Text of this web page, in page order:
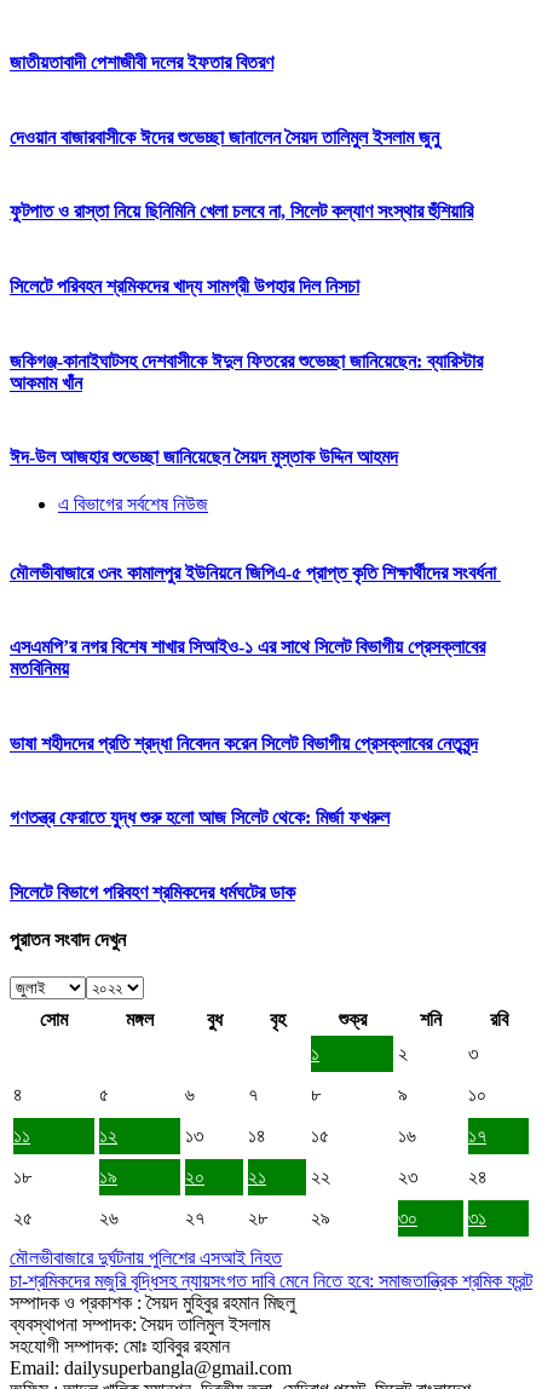
জাতীয়তাবাদী পেশাজীবী দলের ইফতার বিতরণ
দেওয়ান বাজারবাসীকে ঈদের শুভেচ্ছা জানালেন সৈয়দ তালিমুল ইসলাম জুনু
ফুটপাত ও রাস্তা নিয়ে ছিনিমিনি খেলা চলবে না, সিলেট কল্যাণ সংস্থার হুঁশিয়ারি
সিলেটে পরিবহন শ্রমিকদের খাদ্য সামগ্রী উপহার দিল নিসচা
জকিগঞ্জ-কানাইঘাটসহ দেশবাসীকে ঈদুল ফিতরের শুভেচ্ছা জানিয়েছেন: ব্যারিস্টার
আকমাম খাঁন
ঈদ-উল আজহার শুভেচ্ছা জানিয়েছেন সৈয়দ মুস্তাক উদ্দিন আহমদ
এ বিভাগের সর্বশেষ নিউজ
মৌলভীবাজারে ৩নং কামালপুর ইউনিয়নে জিপিএ-৫ প্রাপ্ত কৃতি শিক্ষার্থীদের সংবর্ধনা
এসএমপি’র নগর বিশেষ শাখার সিআইও-১ এর সাথে সিলেট বিভাগীয় প্রেসক্লাবের
মতবিনিময়
ভাষা শহীদদের প্রতি শ্রদ্ধা নিবেদন করেন সিলেট বিভাগীয় প্রেসক্লাবের নেতৃবৃন্দ
গণতন্ত্র ফেরাতে যুদ্ধ শুরু হলো আজ সিলেট থেকে: মির্জা ফখরুল
সিলেটে বিভাগে পরিবহণ শ্রমিকদের ধর্মঘটের ডাক
পুরাতন সংবাদ দেখুন
সোম মঙ্গল বুধ বৃহ শুক্র শনি
রবি
১
২
৩
৪
৫ ৬ ৭ ৮ ৯
১০
১১
১২ ১৩ ১৪ ১৫ ১৬
১৭
১৮
১৯ ২০ ২১ ২২ ২৩
২৪
২৫
২৬ ২৭ ২৮ ২৯ ৩০
৩১
মৌলভীবাজারে দুর্ঘটনায় পুলিশের এসআই নিহত
চা-শ্রমিকদের মজুরি বৃদ্ধিসহ ন্যায়সংগত দাবি মেনে নিতে হবে: সমাজতান্ত্রিক শ্রমিক ফ্রন্ট
সম্পাদক ও প্রকাশক : সৈয়দ মুহিবুর রহমান মিছলু
ব্যবস্থাপনা সম্পাদক: সৈয়দ তালিমুল ইসলাম
সহযোগী সম্পাদক: মোঃ হাবিবুর রহমান
Email: dailysuperbangla@gmail.com